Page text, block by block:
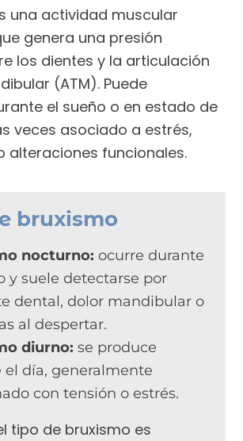
una actividad muscular
genera una presión
los dientes y la articulación
(ATM). Puede
el sueño o en estado de
veces asociado a estrés,
alteraciones funcionales.
bruxismo
nocturno: ocurre durante
y suele detectarse por
dental, dolor mandibular o
al despertar.
diurno: se produce
el día, generalmente
con tensión o estrés.
tipo de bruxismo es